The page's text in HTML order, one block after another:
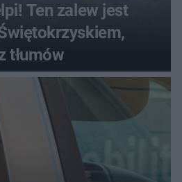
Ten zalew jest
tłumów